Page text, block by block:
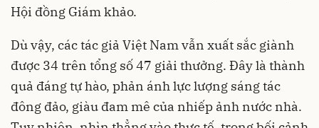
Hội đồng Giám khảo.
Dù vậy, các tác giả Việt Nam vẫn xuất sắc giành
được 34 trên tổng số 47 giải thưởng. Đây là thành
quả đáng tự hào, phản ánh lực lượng sáng tác
đông đảo, giàu đam mê của nhiếp ảnh nước nhà.